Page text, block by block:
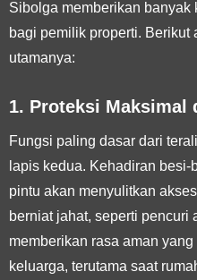
Sibolga memberikan
bagi pemilik properti. Berikut
utamanya:
1. Proteksi Maksimal
Fungsi paling dasar dari
lapis kedua. Kehadiran
pintu akan menyulitkan
berniat jahat, seperti pencuri
memberikan rasa aman
keluarga, terutama saat